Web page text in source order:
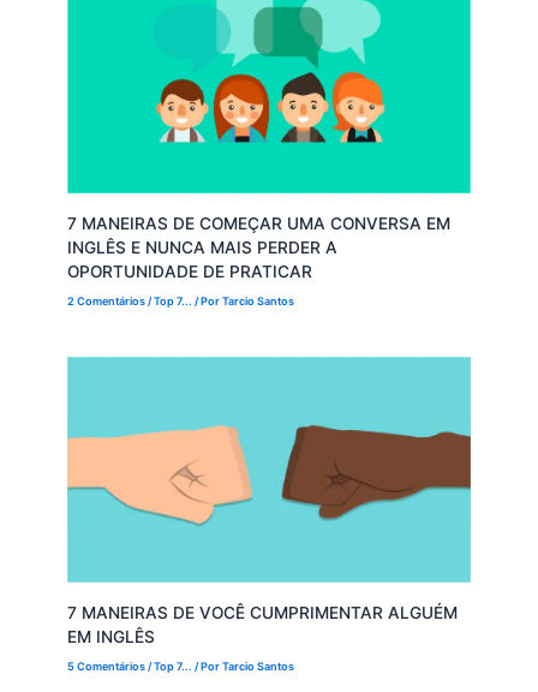
7 MANEIRAS DE COMEÇAR UMA CONVERSA EM
INGLÊS E NUNCA MAIS PERDER A
OPORTUNIDADE DE PRATICAR
2 Comentários /Top 7... / PorTarcio Santos
7 MANEIRAS DE VOCÊ CUMPRIMENTAR ALGUÉM
EM INGLÊS
5 Comentários /Top 7... / PorTarcio Santos